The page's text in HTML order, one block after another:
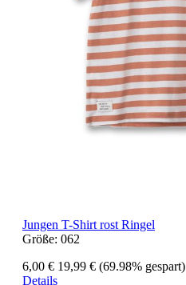
Jungen T-Shirt rost Ringel
Größe: 062
6,00 € 19,99 € (69.98% gespart)
Details